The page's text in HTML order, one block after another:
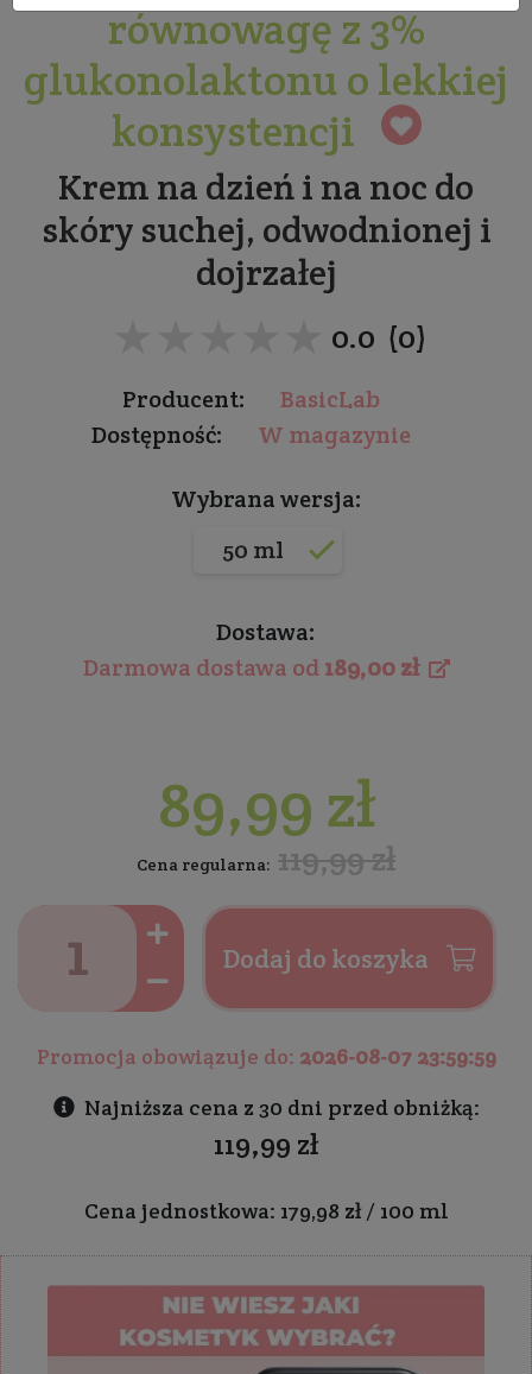
równowagę z 3%
glukonolaktonu o lekkiej
konsystencji
Krem na dzień i na noc do
skóry suchej, odwodnionej i
dojrzałej
0.0 (0)
Producent:
BasicLab
Dostępność:
W magazynie
Wybrana wersja:
50 ml
Dostawa:
Darmowa dostawa od189,00 zł
89,99 zł
Cena regularna: 119,99 zł
Dodaj do koszyka
Promocja obowiązuje do: 2026-08-07 23:59:59
Najniższa cena z 30 dni przed obniżką:
119,99 zł
Cena jednostkowa: 179,98 zł / 100 ml